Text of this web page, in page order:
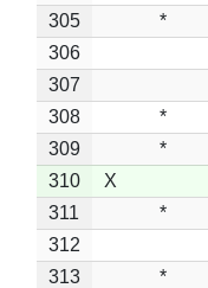
305
*
306
307
308
*
309
*
310
X
311
*
312
313
*